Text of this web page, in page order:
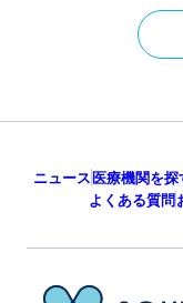
ニュース医療機関を探
よくある質問